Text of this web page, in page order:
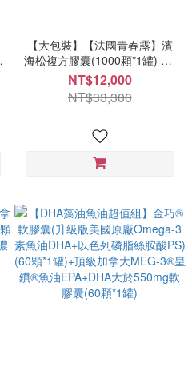
【大包裝】【法國青春露】濱
海松複方膠囊(1000顆*1罐) NT
12000 每顆12元-法國濱海松樹
皮/山桑子/葡萄籽小分子前花青
素OPCs配方
NT$12,000
NT$33,300